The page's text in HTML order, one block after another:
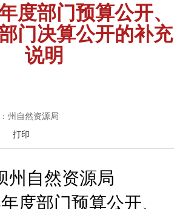
度部门预算公开、
门决算公开的补充
说明
州自然资源局
打印
州自然资源局
年度部门预算公开、